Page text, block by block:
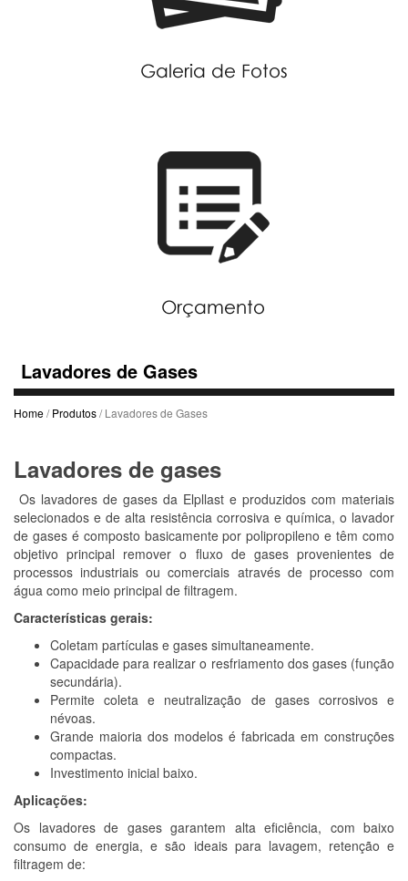
Lavadores de Gases
Home/Produtos/ Lavadores de Gases
Lavadores de gases
Os lavadores de gases da Elpllast e produzidos com materiais
selecionados e de alta resistência corrosiva e química, o lavador
de gases é composto basicamente por polipropileno e têm como
objetivo principal remover o fluxo de gases provenientes de
processos industriais ou comerciais através de processo com
água como meio principal de filtragem.
Características gerais:
Coletam partículas e gases simultaneamente.
Capacidade para realizar o resfriamento dos gases (função
secundária).
Permite coleta e neutralização de gases corrosivos e
névoas.
Grande maioria dos modelos é fabricada em construções
compactas.
Investimento inicial baixo.
Aplicações:
Os lavadores de gases garantem alta eficiência, com baixo
consumo de energia, e são ideais para lavagem, retenção e
filtragem de: